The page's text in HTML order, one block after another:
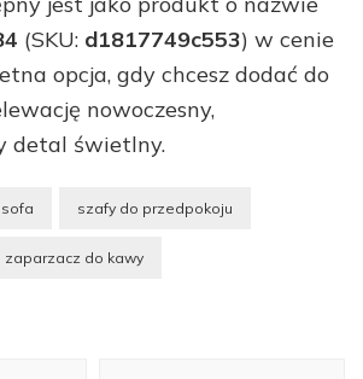
(SKU: d1817749c553) w cenie
opcja, gdy chcesz dodać do
nowoczesny,
detal świetlny.
sofa szafy do przedpokoju
zaparzacz do kawy